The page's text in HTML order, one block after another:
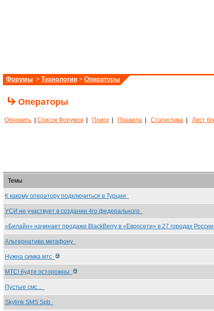
Форумы > Технологии > Операторы
Операторы
Обновить Список Форумов Поиск Правила Статистика Лист
Темы
К какому оператору подключиться в Турции
УСИ не участвует в создании 4го федерального
«Билайн» начинает продажи BlackBerry в «Евросети» в 27 городах России
Альтернатива мегафону
Нужна симка мтс
МТС! будте осторожны
Пустые смс...
Skylink SMS Spb